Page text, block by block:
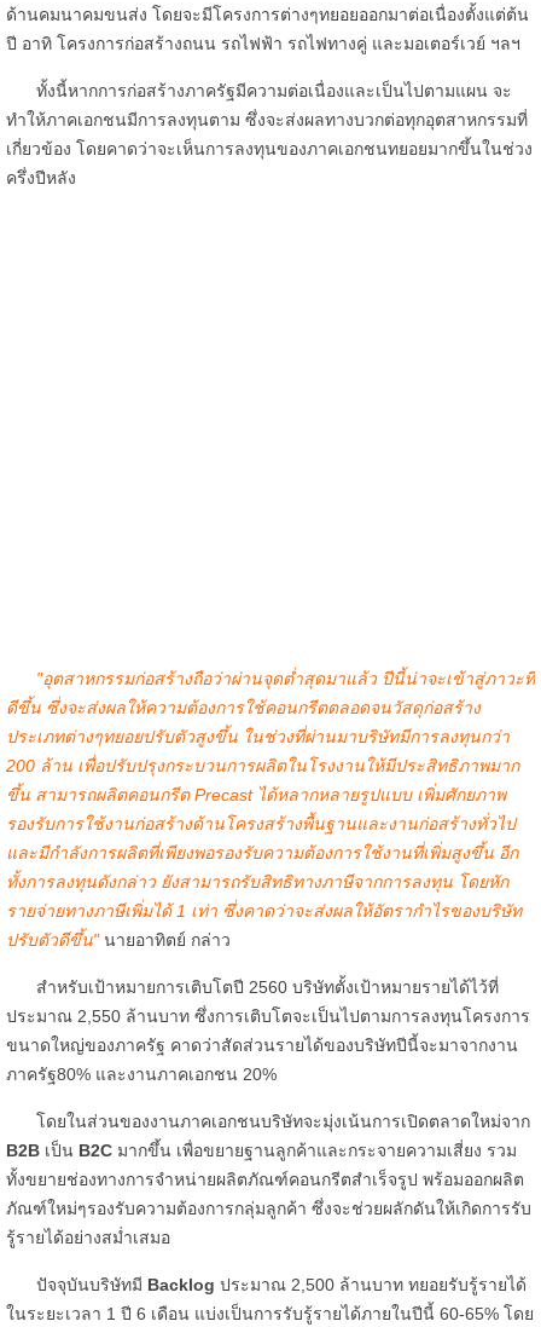
ด้านคมนาคมขนส่ง โดยจะมีโครงการต่างๆทยอยออกมาต่อเนื่องตั้งแต่ต้น
ปี อาทิ โครงการก่อสร้างถนน รถไฟฟ้า รถไฟทางคู่ และมอเตอร์เวย์ ฯลฯ
ทั้งนี้หากการก่อสร้างภาครัฐมีความต่อเนื่องและเป็นไปตามแผน จะ
ทำให้ภาคเอกชนมีการลงทุนตาม ซึ่งจะส่งผลทางบวกต่อทุกอุตสาหกรรมที่
เกี่ยวข้อง โดยคาดว่าจะเห็นการลงทุนของภาคเอกชนทยอยมากขึ้นในช่วง
ครึ่งปีหลัง
"อุตสาหกรรมก่อสร้างถือว่าผ่านจุดต่ำสุดมาแล้ว ปีนี้น่าจะเข้าสู่ภาวะที่
ดีขึ้น ซึ่งจะส่งผลให้ความต้องการใช้คอนกรีตตลอดจนวัสดุก่อสร้าง
ประเภทต่างๆทยอยปรับตัวสูงขึ้น ในช่วงที่ผ่านมาบริษัทมีการลงทุนกว่า
200 ล้าน เพื่อปรับปรุงกระบวนการผลิตในโรงงานให้มีประสิทธิภาพมาก
ขึ้น สามารถผลิตคอนกรีต Precast ได้หลากหลายรูปแบบ เพิ่มศักยภาพ
รองรับการใช้งานก่อสร้างด้านโครงสร้างพื้นฐานและงานก่อสร้างทั่วไป
และมีกำลังการผลิตที่เพียงพอรองรับความต้องการใช้งานที่เพิ่มสูงขึ้น อีก
ทั้งการลงทุนดังกล่าว ยังสามารถรับสิทธิทางภาษีจากการลงทุน โดยหัก
รายจ่ายทางภาษีเพิ่มได้ 1 เท่า ซึ่งคาดว่าจะส่งผลให้อัตรากำไรของบริษัท
ปรับตัวดีขึ้น"นายอาทิตย์ กล่าว
สำหรับเป้าหมายการเติบโตปี 2560 บริษัทตั้งเป้าหมายรายได้ไว้ที่
ประมาณ 2,550 ล้านบาท ซึ่งการเติบโตจะเป็นไปตามการลงทุนโครงการ
ขนาดใหญ่ของภาครัฐ คาดว่าสัดส่วนรายได้ของบริษัทปีนี้จะมาจากงาน
ภาครัฐ80% และงานภาคเอกชน 20%
โดยในส่วนของงานภาคเอกชนบริษัทจะมุ่งเน้นการเปิดตลาดใหม่จาก
B2B เป็น B2C มากขึ้น เพื่อขยายฐานลูกค้าและกระจายความเสี่ยง รวม
ทั้งขยายช่องทางการจำหน่ายผลิตภัณฑ์คอนกรีตสำเร็จรูป พร้อมออกผลิต
ภัณฑ์ใหม่ๆรองรับความต้องการกลุ่มลูกค้า ซึ่งจะช่วยผลักดันให้เกิดการรับ
รู้รายได้อย่างสม่ำเสมอ
ปัจจุบันบริษัทมี Backlog ประมาณ 2,500 ล้านบาท ทยอยรับรู้รายได้
ในระยะเวลา 1 ปี 6 เดือน แบ่งเป็นการรับรู้รายได้ภายในปีนี้ 60-65% โดย